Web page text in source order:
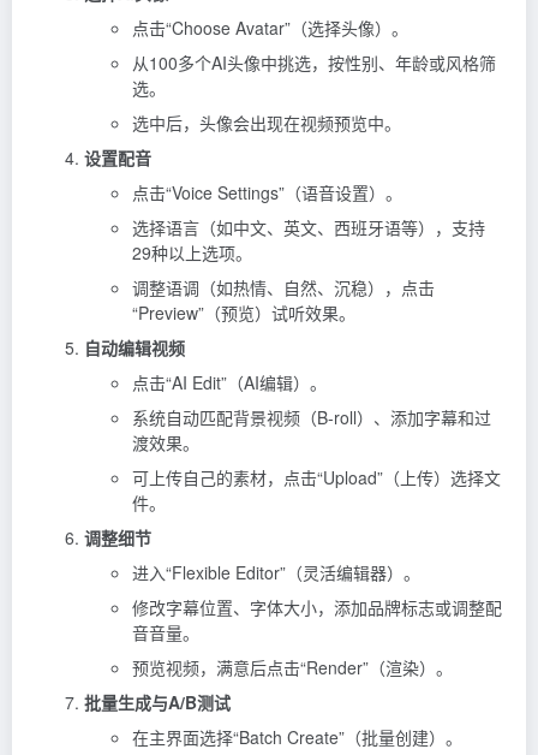
点击“Choose Avatar”（选择头像）。
从100多个AI头像中挑选，按性别、年龄或风格筛
选。
选中后，头像会出现在视频预览中。
设置配音
点击“Voice Settings”（语音设置）。
选择语言（如中文、英文、西班牙语等），支持
29种以上选项。
调整语调（如热情、自然、沉稳），点击
“Preview”（预览）试听效果。
自动编辑视频
点击“AI Edit”（AI编辑）。
系统自动匹配背景视频（B-roll）、添加字幕和过
渡效果。
可上传自己的素材，点击“Upload”（上传）选择文
件。
调整细节
进入“Flexible Editor”（灵活编辑器）。
修改字幕位置、字体大小，添加品牌标志或调整配
音音量。
预览视频，满意后点击“Render”（渲染）。
批量生成与A/B测试
在主界面选择“Batch Create”（批量创建）。